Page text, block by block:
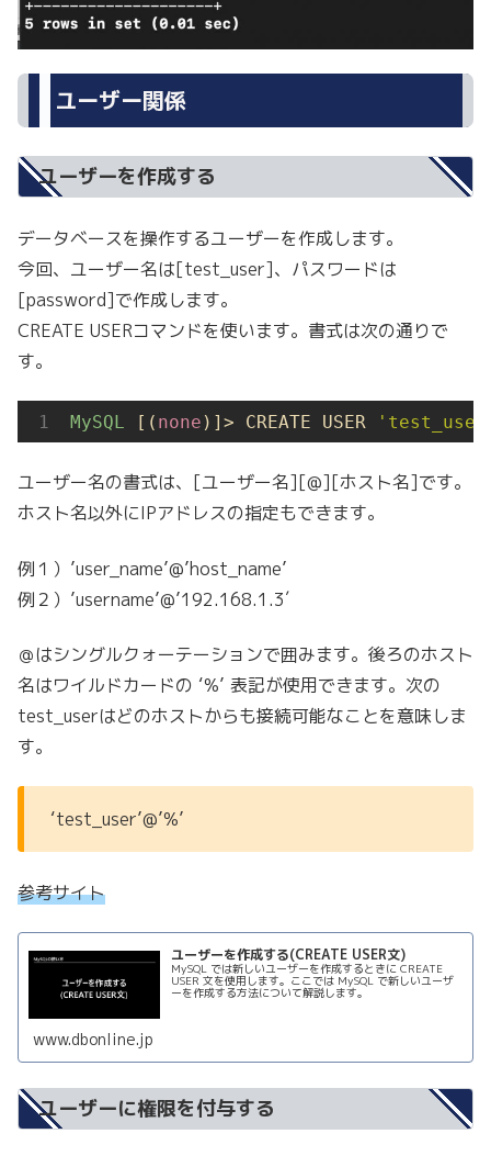
ユーザー関係
ユーザーを作成する
データベースを操作するユーザーを作成します。
今回、ユーザー名は[test_user]、パスワードは
[password]で作成します。
CREATE USERコマンドを使います。書式は次の通りで
す。
MySQL [( none )]> CREATE USER
ユーザー名の書式は、[ユーザー名][@][ホスト名]です。
ホスト名以外にIPアドレスの指定もできます。
例１）’user_name’@’host_name’
例２）’username’@’192.168.1.3′
＠はシングルクォーテーションで囲みます。後ろのホスト
名はワイルドカードの ‘%’ 表記が使用できます。次の
test_userはどのホストからも接続可能なことを意味しま
す。
‘test_user’@’%’
参考サイト
ユーザーを作成する(CREATE USER文)
MySQL では新しいユーザーを作成するときに CREATE
USER 文を使用します。ここでは MySQL で新しいユーザ
ーを作成する方法について解説します。
www.dbonline.jp
ユーザーに権限を付与する